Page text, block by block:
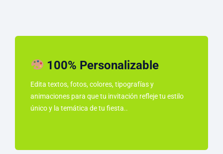
100% Personalizable
Edita textos, fotos, colores, tipografías y
animaciones para que tu invitación refleje tu estilo
único y la temática de tu fiesta..